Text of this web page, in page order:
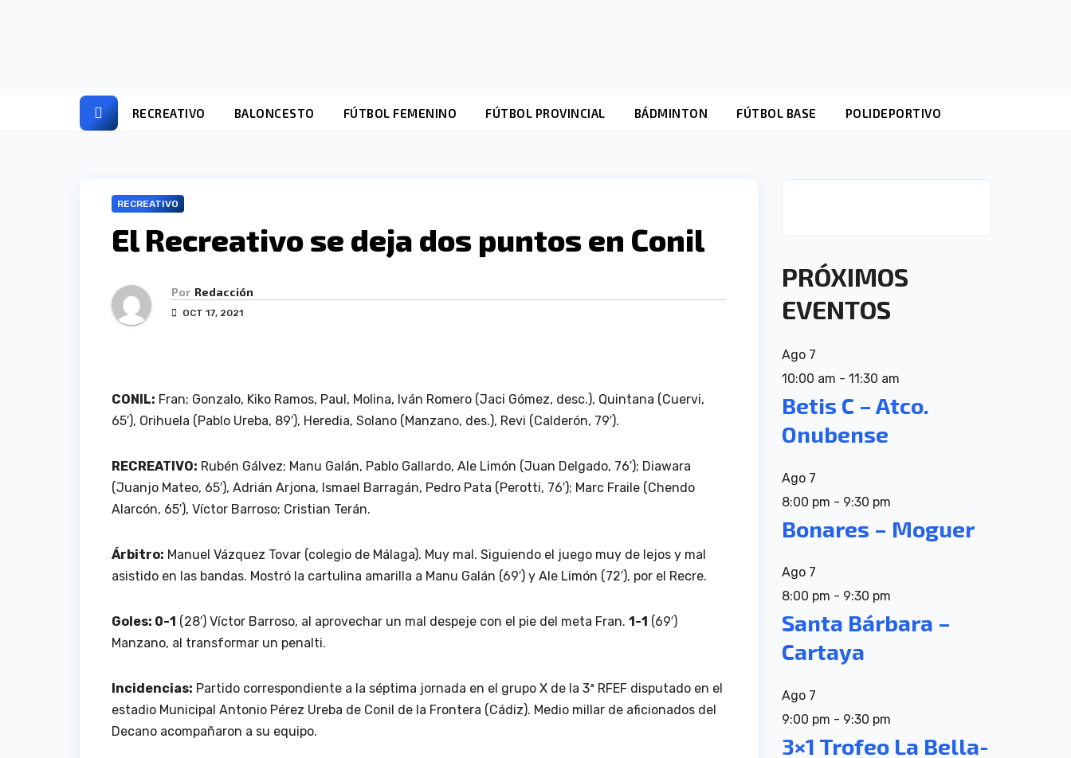
RECREATIVO BALONCESTO FÚTBOL FEMENINO FÚTBOL PROVINCIAL BÁDMINTON FÚTBOL BASE POLIDEPORTIVO
RECREATIVO
El Recreativo se deja dos puntos en Conil
Por Redacción
OCT 17, 2021
CONIL: Fran; Gonzalo, Kiko Ramos, Paul, Molina, Iván Romero (Jaci Gómez, desc.), Quintana (Cuervi,
65′), Orihuela (Pablo Ureba, 89′), Heredia, Solano (Manzano, des.), Revi (Calderón, 79′).
RECREATIVO: Rubén Gálvez; Manu Galán, Pablo Gallardo, Ale Limón (Juan Delgado, 76′); Diawara
(Juanjo Mateo, 65′), Adrián Arjona, Ismael Barragán, Pedro Pata (Perotti, 76′); Marc Fraile (Chendo
Alarcón, 65′), Víctor Barroso; Cristian Terán.
Árbitro: Manuel Vázquez Tovar (colegio de Málaga). Muy mal. Siguiendo el juego muy de lejos y mal
asistido en las bandas. Mostró la cartulina amarilla a Manu Galán (69′) y Ale Limón (72′), por el Recre.
Goles: 0-1 (28′) Víctor Barroso, al aprovechar un mal despeje con el pie del meta Fran. 1-1 (69′)
Manzano, al transformar un penalti.
Incidencias: Partido correspondiente a la séptima jornada en el grupo X de la 3ª RFEF disputado en el
estadio Municipal Antonio Pérez Ureba de Conil de la Frontera (Cádiz). Medio millar de aficionados del
Decano acompañaron a su equipo.
PRÓXIMOS
EVENTOS
Ago 7
10:00 am - 11:30 am
Betis C – Atco.
Onubense
Ago 7
8:00 pm - 9:30 pm
Bonares – Moguer
Ago 7
8:00 pm - 9:30 pm
Santa Bárbara –
Cartaya
Ago 7
9:00 pm - 9:30 pm
3×1 Trofeo La Bella-